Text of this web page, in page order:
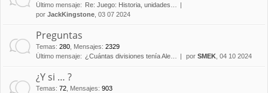
Último mensaje:
Re: Juego: Historia, unidades…
por JackKingstone , 03 07 2024
Preguntas
Temas: 280 Mensajes: 2329
Último mensaje: ¿Cuántas divisiones tenía Ale… por SMEK , 04 10 2024
¿Y si … ?
Temas: 72 Mensajes: 903